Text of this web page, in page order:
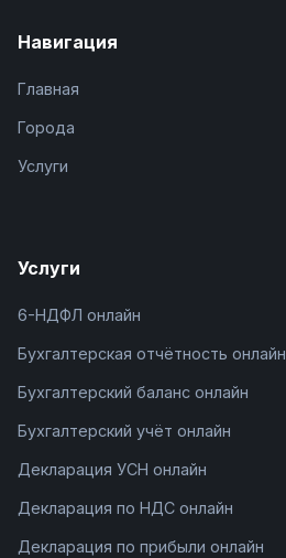
Навигация
Главная
Города
Услуги
Услуги
6-НДФЛ онлайн
Бухгалтерская отчётность онлайн
Бухгалтерский баланс онлайн
Бухгалтерский учёт онлайн
Декларация УСН онлайн
Декларация по НДС онлайн
Декларация по прибыли онлайн